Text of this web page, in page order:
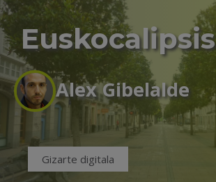
Euskocalipsis
Alex Gibelalde
Gizarte digitala